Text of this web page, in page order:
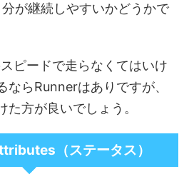
が継続しやすいかどうかで
ピードで走らなくてはいけ
ならRunnerはありですが、
方が良いでしょう。
（ステータス）